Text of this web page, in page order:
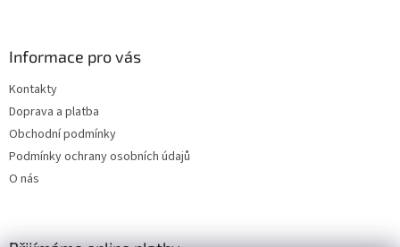
Informace pro vás
Kontakty
Doprava a platba
Obchodní podmínky
Podmínky ochrany osobních údajů
O nás